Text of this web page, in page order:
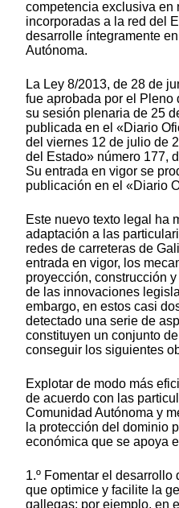
competencia exclusiva en
incorporadas a la red del
desarrolle íntegramente
Autónoma.
La Ley 8/2013, de 28 de
fue aprobada por el Pleno
su sesión plenaria de 25
publicada en el «Diario
del viernes 12 de julio de
del Estado» número 177,
Su entrada en vigor se
publicación en el «Diario
Este nuevo texto legal ha
adaptación a las
redes de carreteras de
entrada en vigor, los
proyección, construcción
de las innovaciones
embargo, en estos casi
detectado una serie de
constituyen un conjunto
conseguir los siguientes
Explotar de modo más
de acuerdo con las
Comunidad Autónoma y
la protección del dominio
económica que se apoya
1.º Fomentar el
que optimice y facilite la
gallegas; por ejemplo, en